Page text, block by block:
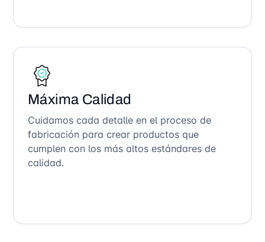
Máxima Calidad
Cuidamos cada detalle en el proceso de
fabricación para crear productos que
cumplen con los más altos estándares de
calidad.